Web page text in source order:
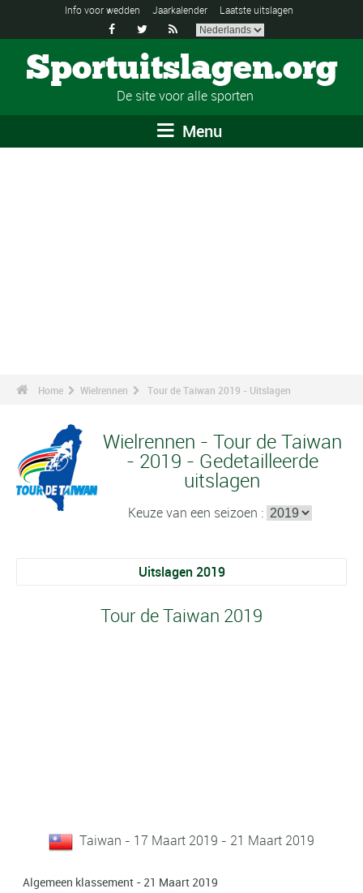
Info voor wedden Jaarkalender Laatste uitslagen
  
Sportuitslagen.org
De site voor alle sporten
Menu
Home Wielrennen Tour de Taiwan 2019 - Uitslagen
Wielrennen - Tour de Taiwan
- 2019 - Gedetailleerde
uitslagen
Keuze van een seizoen :
Uitslagen 2019
Tour de Taiwan 2019
Taiwan - 17 Maart 2019 - 21 Maart 2019
Algemeen klassement - 21 Maart 2019